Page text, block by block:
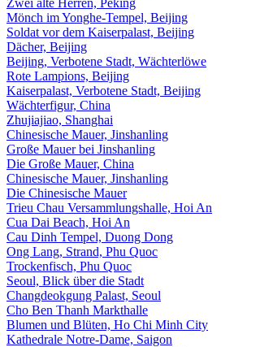
Mönch im Yonghe-Tempel, Beijing
Soldat vor dem Kaiserpalast, Beijing
Dächer, Beijing
Beijing, Verbotene Stadt, Wächterlöwe
Rote Lampions, Beijing
Kaiserpalast, Verbotene Stadt, Beijing
Wächterfigur, China
Zhujiajiao, Shanghai
Chinesische Mauer, Jinshanling
Große Mauer bei Jinshanling
Die Große Mauer, China
Chinesische Mauer, Jinshanling
Die Chinesische Mauer
Trieu Chau Versammlungshalle, Hoi An
Cua Dai Beach, Hoi An
Cau Dinh Tempel, Duong Dong
Ong Lang, Strand, Phu Quoc
Trockenfisch, Phu Quoc
Seoul, Blick über die Stadt
Changdeokgung Palast, Seoul
Cho Ben Thanh Markthalle
Blumen und Blüten, Ho Chi Minh City
Kathedrale Notre-Dame, Saigon